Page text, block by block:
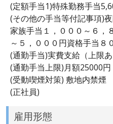
(定額手当1)特殊勤務手当
(その他の手当等付記事項)
家族手当１，０００～６，
～５，０００円資格手当８
(通勤手当)実費支給（上限あ
(通勤手当上限)月額25000円
(受動喫煙対策) 敷地内禁煙
(正社員)
雇用形態